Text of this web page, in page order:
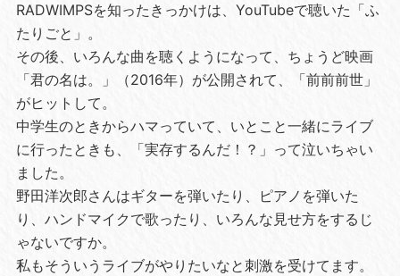
RADWIMPSを知ったきっかけは、YouTubeで聴いた「ふ
たりごと」。
その後、いろんな曲を聴くようになって、ちょうど映画
「君の名は。」（2016年）が公開されて、「前前前世」
がヒットして。
中学生のときからハマっていて、いとこと一緒にライブ
に行ったときも、「実存するんだ！？」って泣いちゃい
ました。
野田洋次郎さんはギターを弾いたり、ピアノを弾いた
り、ハンドマイクで歌ったり、いろんな見せ方をするじ
ゃないですか。
私もそういうライブがやりたいなと刺激を受けてます。